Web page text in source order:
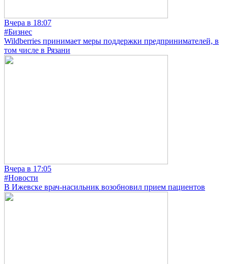
Вчера в 18:07
#Бизнес
Wildberries принимает меры поддержки предпринимателей, в
том числе в Рязани
Вчера в 17:05
#Новости
В Ижевске врач-насильник возобновил прием пациентов